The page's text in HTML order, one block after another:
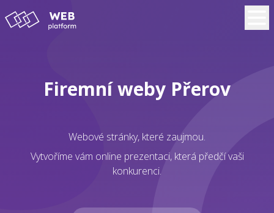
Firemní weby Přerov
Webové stránky, které zaujmou.
Vytvoříme vám online prezentaci, která předčí vaši
konkurenci.